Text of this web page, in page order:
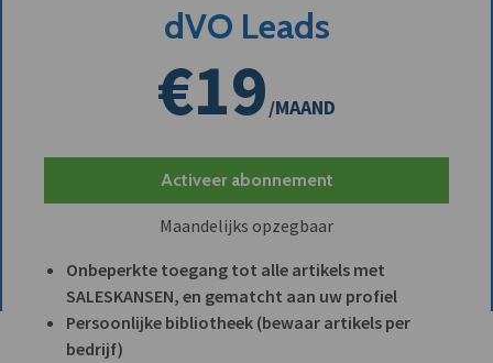
dVO Leads
€19/MAAND
Activeer abonnement
Maandelijks opzegbaar
Onbeperkte toegang tot alle artikels met
SALESKANSEN, en gematcht aan uw profiel
Persoonlijke bibliotheek (bewaar artikels per
bedrijf)